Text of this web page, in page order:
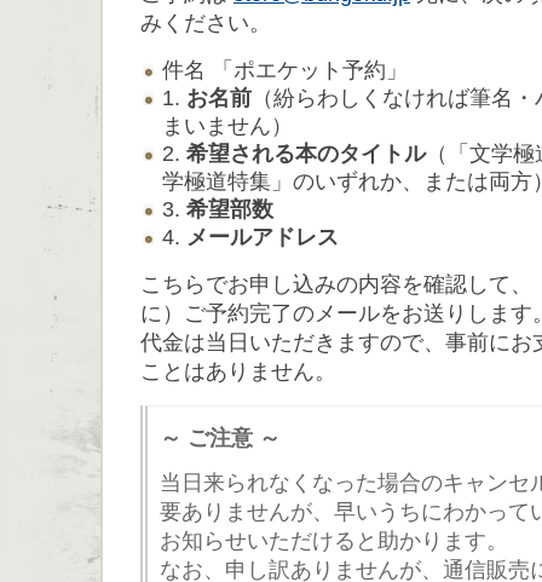
みください。
件名 「ポエケット予約」
1. お名前 （紛らわしくなければ筆名
まいません）
2. 希望される本のタイトル（「文学極
学極道特集」のいずれか、または両方
3. 希望部数
4. メールアドレス
こちらでお申し込みの内容を確認して
に）ご予約完了のメールをお送りします
代金は当日いただきますので、事前にお
ことはありません。
～ ご注意 ～
当日来られなくなった場合のキャンセ
要ありませんが、早いうちにわかって
お知らせいただけると助かります。
なお、申し訳ありませんが、通信販売